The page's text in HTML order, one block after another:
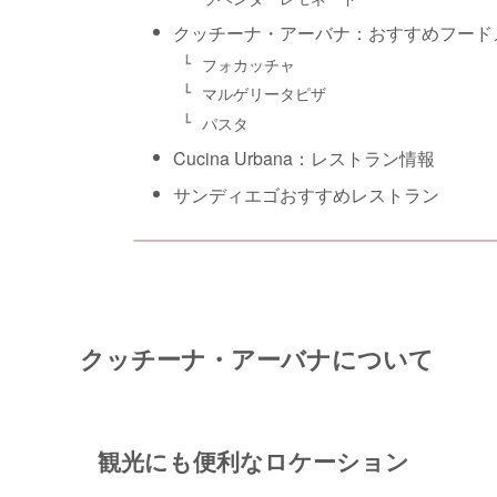
クッチーナ・アーバナ：おすすめフー
フォカッチャ
マルゲリータピザ
パスタ
Cucina Urbana：レストラン情報
サンディエゴおすすめレストラン
クッチーナ・アーバナについて
観光にも便利なロケーション